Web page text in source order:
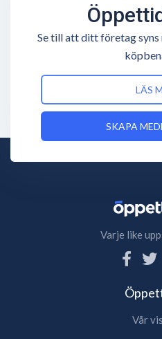
Se till att ditt företag syns
LÄS
SKAPA
Varje like
Vår